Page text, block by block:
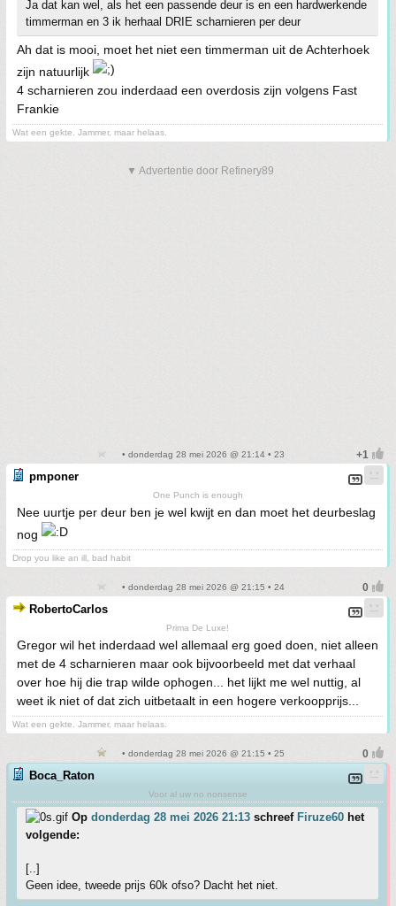
Ja dat kan wel, als het een passende deur is en een hardwerkende
timmerman en 3 ik herhaal DRIE scharnieren per deur
Ah dat is mooi, moet het niet een timmerman uit de Achterhoek
zijn natuurlijk
4 scharnieren zou inderdaad een overdosis zijn volgens Fast
Frankie
Wat een gekte. Jammer, maar helaas.
▼ Advertentie door Refinery89
• donderdag 28 mei 2026 @ 21:14 • 23
pmponer
One Punch is enough
Nee uurtje per deur ben je wel kwijt en dan moet het deurbeslag
nog
Drop you like an ill, bad habit
• donderdag 28 mei 2026 @ 21:15 • 24
RobertoCarlos
Prima De Luxe!
Gregor wil het inderdaad wel allemaal erg goed doen, niet alleen
met de 4 scharnieren maar ook bijvoorbeeld met dat verhaal
over hoe hij die trap wilde ophogen... het lijkt me wel nuttig, al
weet ik niet of dat zich uitbetaalt in een hogere verkoopprijs...
Wat een gekte. Jammer, maar helaas.
• donderdag 28 mei 2026 @ 21:15 • 25
Boca_Raton
Voor al uw no nonsense
Op donderdag 28 mei 2026 21:13 schreef Firuze60 het
volgende:
[..]
Geen idee, tweede prijs 60k ofso? Dacht het niet.